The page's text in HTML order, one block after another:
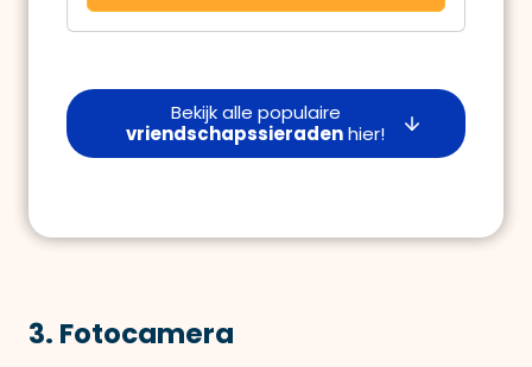
Bekijk alle populaire
vriendschapssieradenhier!
3. Fotocamera